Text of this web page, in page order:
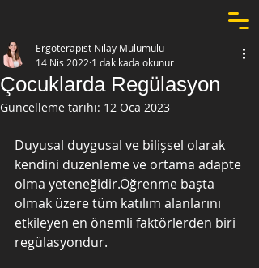
Çocuklarda Regülasyon
Ergoterapist Nilay Mulumulu
14 Nis 2022 1 dakikada okunur
Güncelleme tarihi: 12 Oca 2023
Duyusal duygusal ve bilişsel olarak
kendini düzenleme ve ortama adapte
olma yeteneğidir.Öğrenme başta
olmak üzere tüm katılım alanlarını
etkileyen en önemli faktörlerden biri
regülasyondur.